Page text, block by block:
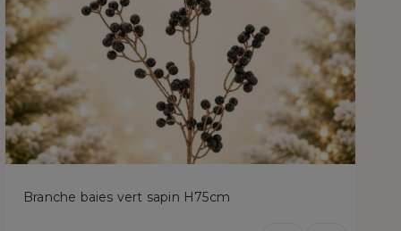
Branche baies vert sapin H75cm